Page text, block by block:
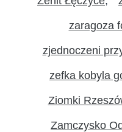
zaragoza
zjednoczeni
zefka kobyla
Ziomki
Zamczysko